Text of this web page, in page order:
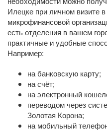
Илецке при личном визите
микрофинансовой
есть отделения в вашем
практичные и удобные
Например:
на банковскую карту;
на счёт;
на электронный
переводом через
Золотая Корона;
на мобильный